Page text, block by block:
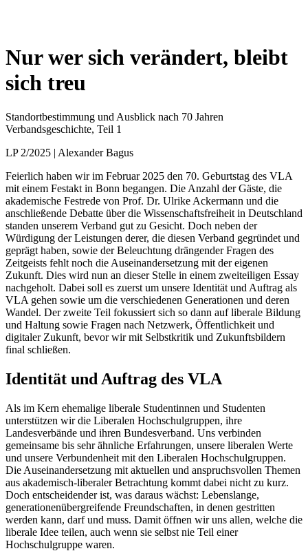
Nur wer sich verändert, bleibt
sich treu
Standortbestimmung und Ausblick nach 70 Jahren
Verbandsgeschichte, Teil 1
LP 2/2025 | Alexander Bagus
Feierlich haben wir im Februar 2025 den 70. Geburtstag des VLA
mit einem Festakt in Bonn begangen. Die Anzahl der Gäste, die
akademische Festrede von Prof. Dr. Ulrike Ackermann und die
anschließende Debatte über die Wissenschaftsfreiheit in Deutschland
standen unserem Verband gut zu Gesicht. Doch neben der
Würdigung der Leistungen derer, die diesen Verband gegründet und
geprägt haben, sowie der Beleuchtung drängender Fragen des
Zeitgeists fehlt noch die Auseinandersetzung mit der eigenen
Zukunft. Dies wird nun an dieser Stelle in einem zweiteiligen Essay
nachgeholt. Dabei soll es zuerst um unsere Identität und Auftrag als
VLA gehen sowie um die verschiedenen Generationen und deren
Wandel. Der zweite Teil fokussiert sich so dann auf liberale Bildung
und Haltung sowie Fragen nach Netzwerk, Öffentlichkeit und
digitaler Zukunft, bevor wir mit Selbstkritik und Zukunftsbildern
final schließen.
Identität und Auftrag des VLA
Als im Kern ehemalige liberale Studentinnen und Studenten
unterstützen wir die Liberalen Hochschulgruppen, ihre
Landesverbände und ihren Bundesverband. Uns verbinden
gemeinsame bis sehr ähnliche Erfahrungen, unsere liberalen Werte
und unsere Verbundenheit mit den Liberalen Hochschulgruppen.
Die Auseinandersetzung mit aktuellen und anspruchsvollen Themen
aus akademisch-liberaler Betrachtung kommt dabei nicht zu kurz.
Doch entscheidender ist, was daraus wächst: Lebenslange,
generationenübergreifende Freundschaften, in denen gestritten
werden kann, darf und muss. Damit öffnen wir uns allen, welche die
liberale Idee teilen, auch wenn sie selbst nie Teil einer
Hochschulgruppe waren.